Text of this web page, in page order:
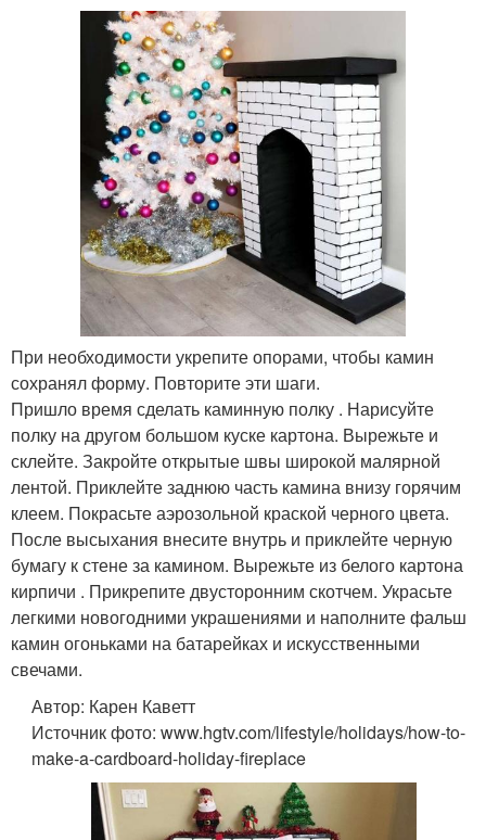
При необходимости укрепите опорами, чтобы камин
сохранял форму. Повторите эти шаги.
Пришло время сделать каминную полку . Нарисуйте
полку на другом большом куске картона. Вырежьте и
склейте. Закройте открытые швы широкой малярной
лентой. Приклейте заднюю часть камина внизу горячим
клеем. Покрасьте аэрозольной краской черного цвета.
После высыхания внесите внутрь и приклейте черную
бумагу к стене за камином. Вырежьте из белого картона
кирпичи . Прикрепите двусторонним скотчем. Украсьте
легкими новогодними украшениями и наполните фальш
камин огоньками на батарейках и искусственными
свечами.
Автор: Карен Каветт
Источник фото: www.hgtv.com/lifestyle/holidays/how-to-
make-a-cardboard-holiday-fireplace